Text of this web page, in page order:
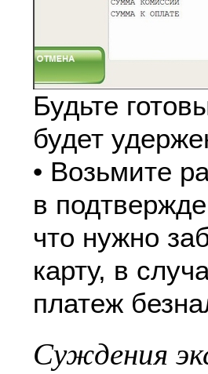
Будьте
будет
• Возьмите
в
что нужно
карту, в
платеж
Суждения